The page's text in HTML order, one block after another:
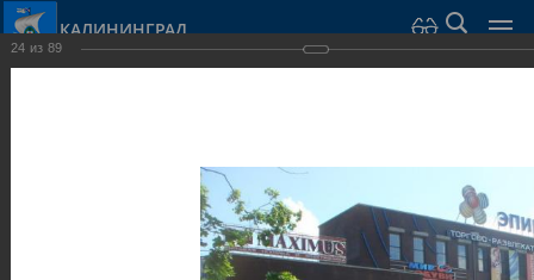
КАЛИНИНГРАД
Достопримечательности
Общественные здания и сооружения
24 из 89